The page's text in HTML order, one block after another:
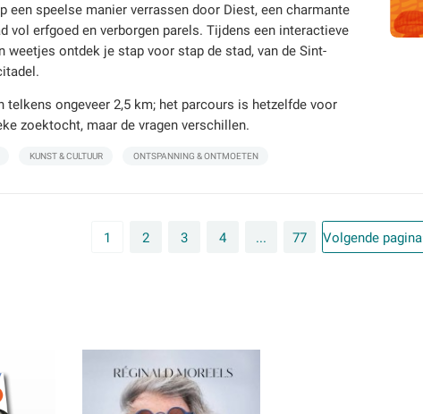
een speelse manier verrassen door Diest, een charmante
vol erfgoed en verborgen parels. Tijdens een interactieve
weetjes ontdek je stap voor stap de stad, van de Sint-
telkens ongeveer 2,5 km; het parcours is hetzelfde voor
zoektocht, maar de vragen verschillen.
KUNST & CULTUUR ONTSPANNING & ONTMOETEN
1 2 3 4 ... 77 Volgende pagina